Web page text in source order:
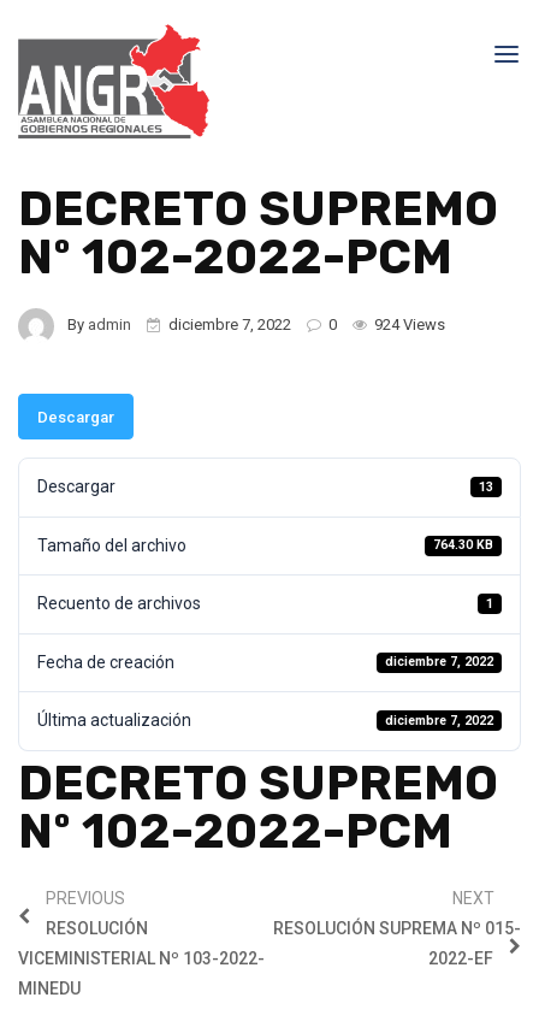
DECRETO SUPREMO
Nº 102-2022-PCM
By admin diciembre 7, 2022 0 924 Views
Descargar
Descargar 13
Tamaño del archivo 764.30 KB
Recuento de archivos 1
Fecha de creación diciembre 7, 2022
Última actualización diciembre 7, 2022
DECRETO SUPREMO
Nº 102-2022-PCM
PREVIOUS
RESOLUCIÓN
VICEMINISTERIAL Nº 103-2022-
MINEDU
NEXT
RESOLUCIÓN SUPREMA Nº 015-
2022-EF